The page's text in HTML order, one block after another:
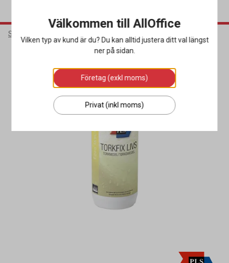
Städ & Hygien
Välkommen till AllOffice
Vilken typ av kund är du? Du kan alltid justera ditt val längst
ner på sidan.
Företag (exkl moms)
Privat (inkl moms)